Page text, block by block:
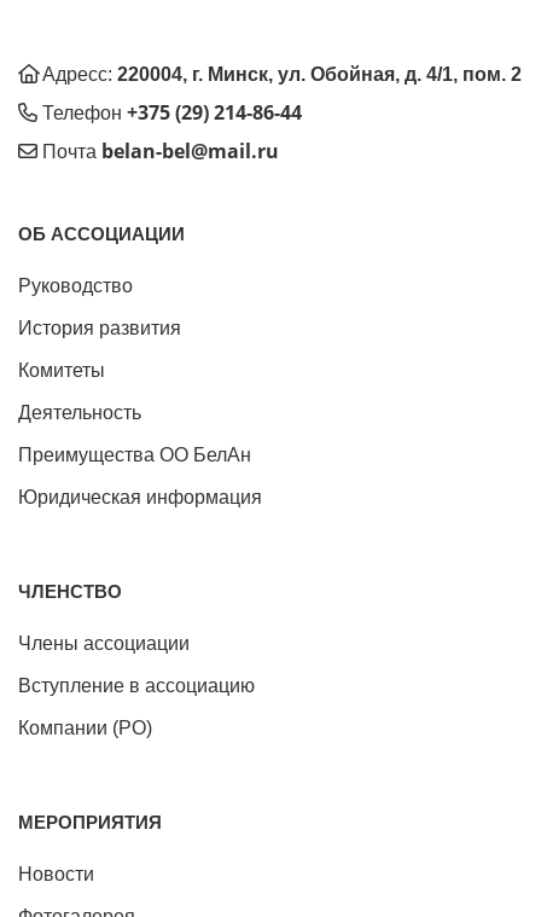
Адресс: 220004, г. Минск, ул. Обойная, д. 4/1, пом. 2
Телефон +375 (29) 214-86-44
Почта belan-bel@mail.ru
ОБ АССОЦИАЦИИ
Руководство
История развития
Комитеты
Деятельность
Преимущества ОО БелАн
Юридическая информация
ЧЛЕНСТВО
Члены ассоциации
Вступление в ассоциацию
Компании (РО)
МЕРОПРИЯТИЯ
Новости